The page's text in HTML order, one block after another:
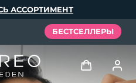
АССОРТИМЕНТ
БЕСТСЕЛЛЕРЫ